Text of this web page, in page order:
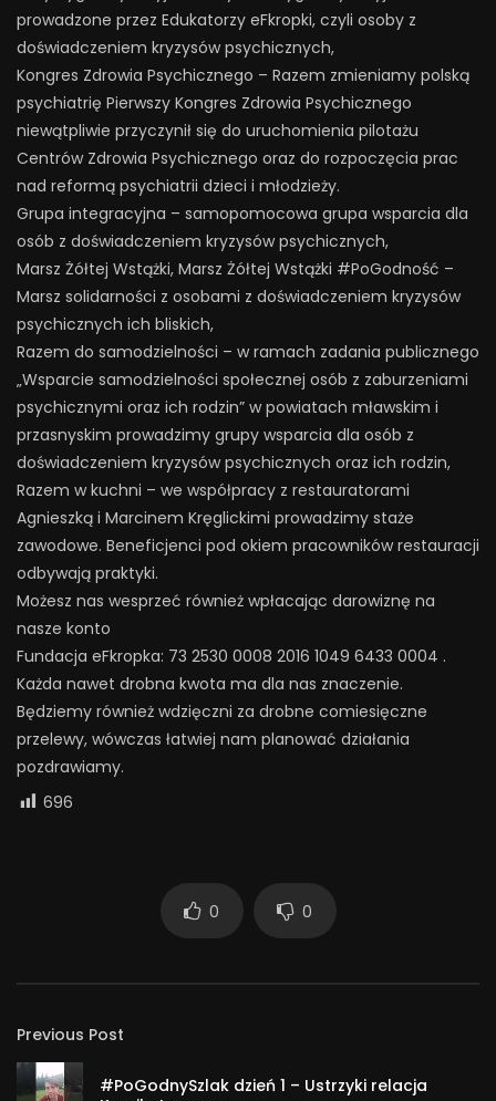
prowadzone przez Edukatorzy eFkropki, czyli osoby z
doświadczeniem kryzysów psychicznych,
Kongres Zdrowia Psychicznego – Razem zmieniamy polską
psychiatrię Pierwszy Kongres Zdrowia Psychicznego
niewątpliwie przyczynił się do uruchomienia pilotażu
Centrów Zdrowia Psychicznego oraz do rozpoczęcia prac
nad reformą psychiatrii dzieci i młodzieży.
Grupa integracyjna – samopomocowa grupa wsparcia dla
osób z doświadczeniem kryzysów psychicznych,
Marsz Żółtej Wstążki, Marsz Żółtej Wstążki #PoGodność –
Marsz solidarności z osobami z doświadczeniem kryzysów
psychicznych ich bliskich,
Razem do samodzielności – w ramach zadania publicznego
„Wsparcie samodzielności społecznej osób z zaburzeniami
psychicznymi oraz ich rodzin” w powiatach mławskim i
przasnyskim prowadzimy grupy wsparcia dla osób z
doświadczeniem kryzysów psychicznych oraz ich rodzin,
Razem w kuchni – we współpracy z restauratorami
Agnieszką i Marcinem Kręglickimi prowadzimy staże
zawodowe. Beneficjenci pod okiem pracowników restauracji
odbywają praktyki.
Możesz nas wesprzeć również wpłacając darowiznę na
nasze konto
Fundacja eFkropka: 73 2530 0008 2016 1049 6433 0004 .
Każda nawet drobna kwota ma dla nas znaczenie.
Będziemy również wdzięczni za drobne comiesięczne
przelewy, wówczas łatwiej nam planować działania
pozdrawiamy.
696
0 0
Previous Post
#PoGodnySzlak dzień 1 – Ustrzyki relacja